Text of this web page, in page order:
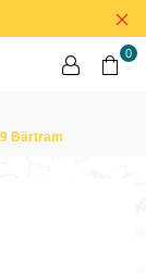
0
Bärtram